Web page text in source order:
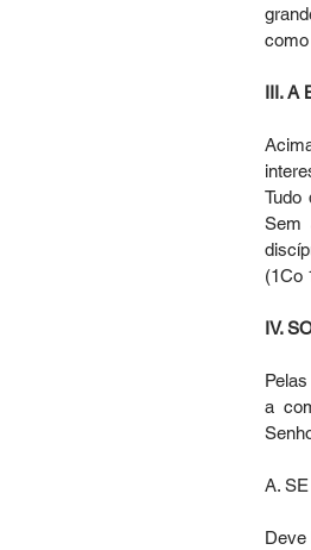
III.
Tudo
Sem
(1Co
IV.
a
A.